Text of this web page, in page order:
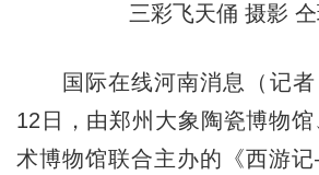
三彩飞天俑 摄影
国际在线河南消息（记者
12日，由郑州大象陶瓷博物
术博物馆联合主办的《西游